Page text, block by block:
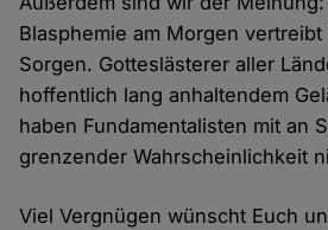
Blasphemie am Morgen vertreibt
Sorgen. Gotteslästerer aller
hoffentlich lang anhaltendem
haben Fundamentalisten mit an
grenzender Wahrscheinlichkeit
Viel Vergnügen wünscht Euch